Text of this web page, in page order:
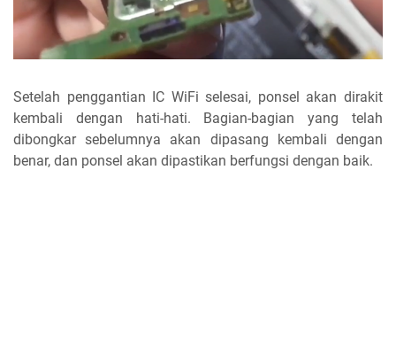
Setelah penggantian IC WiFi selesai, ponsel akan dirakit
kembali dengan hati-hati. Bagian-bagian yang telah
dibongkar sebelumnya akan dipasang kembali dengan
benar, dan ponsel akan dipastikan berfungsi dengan baik.